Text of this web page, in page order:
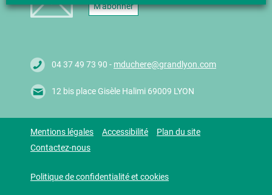
M'abonner
04 37 49 73 90 - mduchere@grandlyon.com
12 bis place Gisèle Halimi 69009 LYON
Mentions légales Accessibilité
Plan du site
Contactez-nous
Politique de confidentialité et cookies